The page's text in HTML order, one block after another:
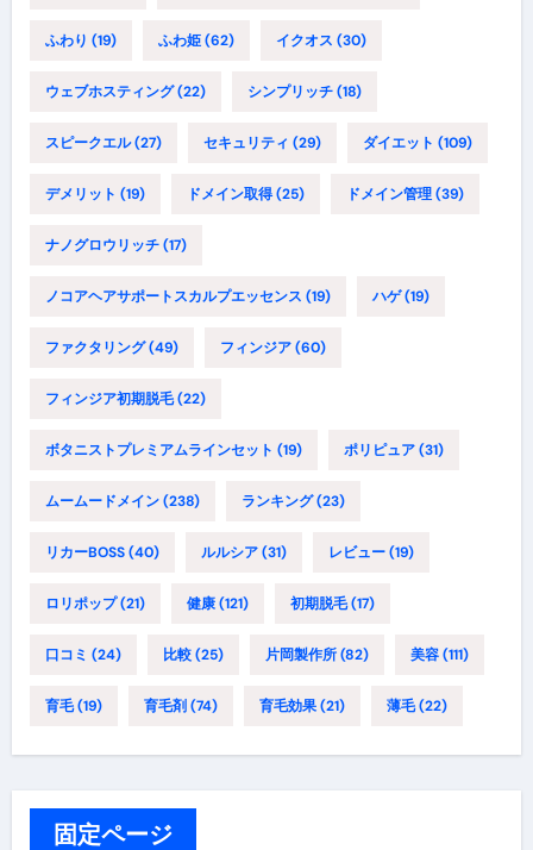
ふわり (19) ふわ姫(62) イクオス (30)
ウェブホスティング(22) シンプリッチ(18)
スピークエル(27) セキュリティ (29) ダイエット (109)
デメリット (19) ドメイン取得(25) ドメイン管理(39)
ナノグロウリッチ(17)
ノコアヘアサポートスカルプエッセンス (19) ハゲ(19)
ファクタリング(49) フィンジア(60)
フィンジア初期脱毛(22)
ボタニストプレミアムラインセット (19) ポリピュア(31)
ムームードメイン(238) ランキング(23)
リカーBOSS(40) ルルシア(31) レビュー(19)
ロリポップ(21) 健康(121) 初期脱毛(17)
口コミ (24) 比較(25) 片岡製作所(82) 美容(111)
育毛(19) 育毛剤 (74) 育毛効果(21) 薄毛(22)
固定ページ